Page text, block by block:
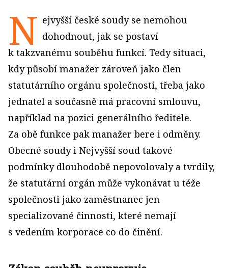
N ejvyšší české soudy se nemohou
dohodnout, jak se postaví
k takzvanému souběhu funkcí. Tedy situaci,
kdy působí manažer zároveň jako člen
statutárního orgánu společnosti, třeba jako
jednatel a současně má pracovní smlouvu,
například na pozici generálního ředitele.
Za obě funkce pak manažer bere i odměny.
Obecné soudy i Nejvyšší soud takové
podmínky dlouhodobě nepovolovaly a tvrdily,
že statutární orgán může vykonávat u téže
společnosti jako zaměstnanec jen
specializované činnosti, které nemají
s vedením korporace co do činění.